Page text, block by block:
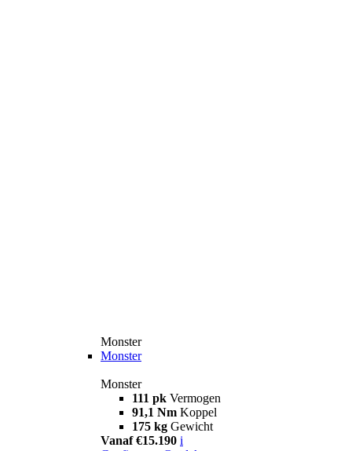
Monster
Monster
Monster
111 pk Vermogen
91,1 Nm Koppel
175 kg Gewicht
Vanaf €15.190 i